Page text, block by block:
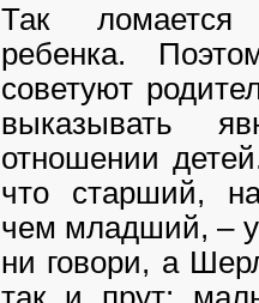
Так ломается
ребенка.
советуют
выказывать
отношении
что старший,
чем младший, –
ни говори, а